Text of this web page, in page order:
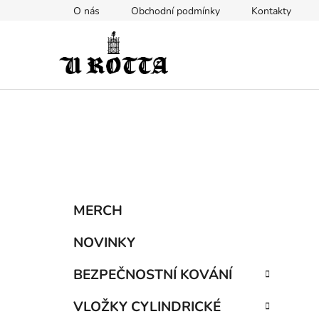
O nás Obchodní podmínky Kontakty
Přeskočit
kategorie
MERCH
NOVINKY
BEZPEČNOSTNÍ KOVÁNÍ
VLOŽKY CYLINDRICKÉ